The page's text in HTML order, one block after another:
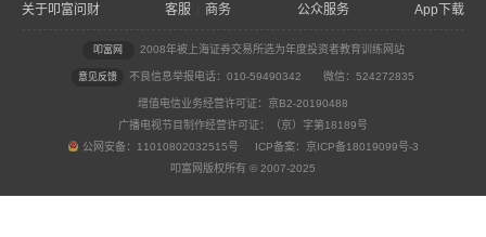
关于叩富问财 客服 商务 公众服务 App下载
叩富网 2008年被上海证券交易所选为年度投资者教育训练网站
意见反馈 不良信息举报电话：010-59490342 微信：524272835
增值电信业务经营许可证：京B2-20190488
广播电视节目制作经营许可证：（京）字第18189号
公网安备：11010802032515号 ICP备案：京ICP备18019099号-3
叩富网版权所有 © 2007-2025